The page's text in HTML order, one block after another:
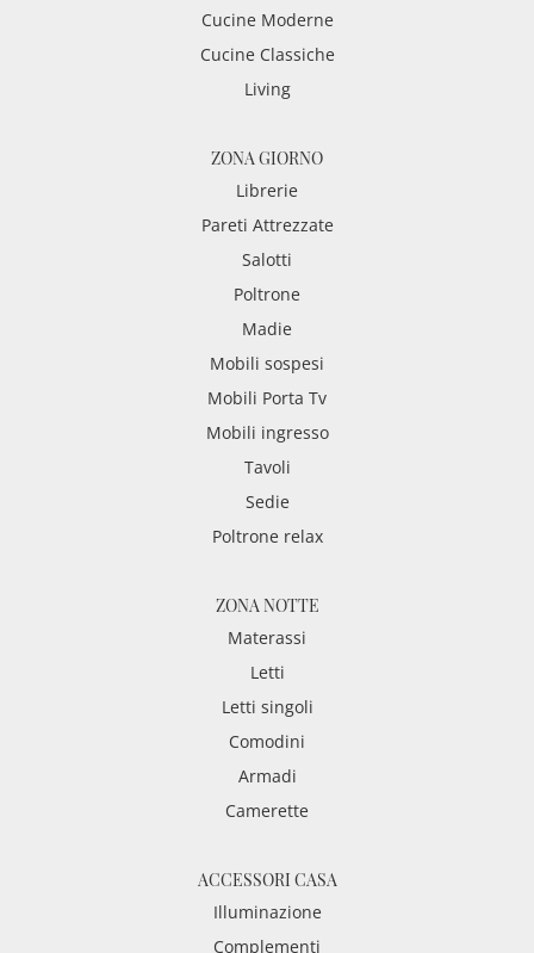
Cucine Moderne
Cucine Classiche
Living
ZONA GIORNO
Librerie
Pareti Attrezzate
Salotti
Poltrone
Madie
Mobili sospesi
Mobili Porta Tv
Mobili ingresso
Tavoli
Sedie
Poltrone relax
ZONA NOTTE
Materassi
Letti
Letti singoli
Comodini
Armadi
Camerette
ACCESSORI CASA
Illuminazione
Complementi